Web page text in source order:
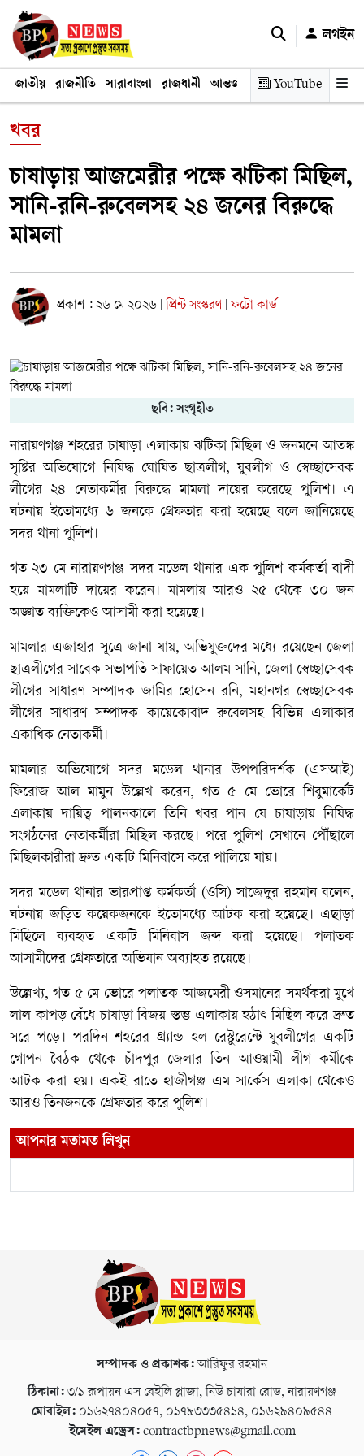
লগইন
জাতীয় রাজনীতি সারাবাংলা রাজধানী আন্তর্জাতিক অর্থনীতি তথ্য
YouTube
খবর
চাষাড়ায় আজমেরীর পক্ষে ঝটিকা মিছিল,
সানি-রনি-রুবেলসহ ২৪ জনের বিরুদ্ধে
মামলা
প্রকাশ : ২৬ মে ২০২৬ প্রিন্ট সংস্করণ ফটো কার্ড
ছবি: সংগৃহীত
নারায়ণগঞ্জ শহরের চাষাড়া এলাকায় ঝটিকা মিছিল ও জনমনে আতঙ্ক
সৃষ্টির অভিযোগে নিষিদ্ধ ঘোষিত ছাত্রলীগ, যুবলীগ ও স্বেচ্ছাসেবক
লীগের ২৪ নেতাকর্মীর বিরুদ্ধে মামলা দায়ের করেছে পুলিশ। এ
ঘটনায় ইতোমধ্যে ৬ জনকে গ্রেফতার করা হয়েছে বলে জানিয়েছে
সদর থানা পুলিশ।
গত ২৩ মে নারায়ণগঞ্জ সদর মডেল থানার এক পুলিশ কর্মকর্তা বাদী
হয়ে মামলাটি দায়ের করেন। মামলায় আরও ২৫ থেকে ৩০ জন
অজ্ঞাত ব্যক্তিকেও আসামী করা হয়েছে।
মামলার এজাহার সূত্রে জানা যায়, অভিযুক্তদের মধ্যে রয়েছেন জেলা
ছাত্রলীগের সাবেক সভাপতি সাফায়েত আলম সানি, জেলা স্বেচ্ছাসেবক
লীগের সাধারণ সম্পাদক জামির হোসেন রনি, মহানগর স্বেচ্ছাসেবক
লীগের সাধারণ সম্পাদক কায়েকোবাদ রুবেলসহ বিভিন্ন এলাকার
একাধিক নেতাকর্মী।
মামলার অভিযোগে সদর মডেল থানার উপপরিদর্শক (এসআই)
ফিরোজ আল মামুন উল্লেখ করেন, গত ৫ মে ভোরে শিবুমার্কেট
এলাকায় দায়িত্ব পালনকালে তিনি খবর পান যে চাষাড়ায় নিষিদ্ধ
সংগঠনের নেতাকর্মীরা মিছিল করছে। পরে পুলিশ সেখানে পৌঁছালে
মিছিলকারীরা দ্রুত একটি মিনিবাসে করে পালিয়ে যায়।
সদর মডেল থানার ভারপ্রাপ্ত কর্মকর্তা (ওসি) সাজেদুর রহমান বলেন,
ঘটনায় জড়িত কয়েকজনকে ইতোমধ্যে আটক করা হয়েছে। এছাড়া
মিছিলে ব্যবহৃত একটি মিনিবাস জব্দ করা হয়েছে। পলাতক
আসামীদের গ্রেফতারে অভিযান অব্যাহত রয়েছে।
উল্লেখ্য, গত ৫ মে ভোরে পলাতক আজমেরী ওসমানের সমর্থকরা মুখে
লাল কাপড় বেঁধে চাষাড়া বিজয় স্তম্ভ এলাকায় হঠাৎ মিছিল করে দ্রুত
সরে পড়ে। পরদিন শহরের গ্র্যান্ড হল রেস্টুরেন্টে যুবলীগের একটি
গোপন বৈঠক থেকে চাঁদপুর জেলার তিন আওয়ামী লীগ কর্মীকে
আটক করা হয়। একই রাতে হাজীগঞ্জ এম সার্কেস এলাকা থেকেও
আরও তিনজনকে গ্রেফতার করে পুলিশ।
আপনার মতামত লিখুন
সম্পাদক ও প্রকাশক:আরিফুর রহমান
ঠিকানা: ৩/১ রূপায়ন এস বেইলি প্লাজা, নিউ চাষারা রোড, নারায়ণগঞ্জ
মোবাইল: ০১৬২৭৪০৪০৫৭, ০১৭৯৩৩৩৫৪১৪, ০১৬২৯৪০৯৫৪৪
ইমেইল এড্রেস:contractbpnews@gmail.com